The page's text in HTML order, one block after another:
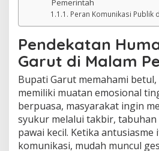
Pemerintah
Peran Komunikasi Publik
Pendekatan
Garut di Malam
Bupati Garut memahami
memiliki muatan emosional
berpuasa, masyarakat ingin
syukur melalui takbir,
pawai kecil. Ketika
komunikasi, mudah muncul